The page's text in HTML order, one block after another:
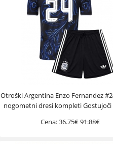
Otroški Argentina Enzo Fernandez
nogometni dresi kompleti Gostujoči
Cena:36.75€91.88€